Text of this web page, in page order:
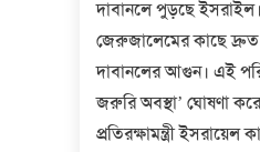
দাবানলে পুড়ছে
জেরুজালেমের কাছে
দাবানলের আগুন। এই
জরুরি অবস্থা’ ঘোষণা
প্রতিরক্ষামন্ত্রী